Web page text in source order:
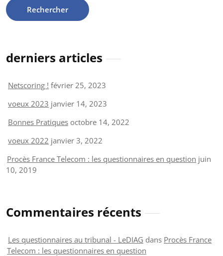
derniers articles
Netscoring ! février 25, 2023
voeux 2023 janvier 14, 2023
Bonnes Pratiques octobre 14, 2022
voeux 2022 janvier 3, 2022
Procès France Telecom : les questionnaires en question juin
10, 2019
Commentaires récents
Les questionnaires au tribunal - LeDIAG dans Procès France
Telecom : les questionnaires en question